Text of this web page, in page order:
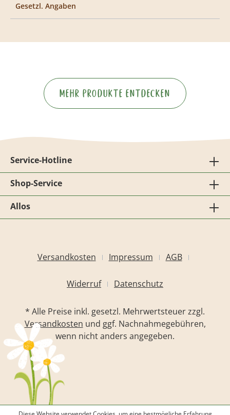
Gesetzl. Angaben
Mehr Produkte entdecken
Service-Hotline
Shop-Service
Allos
Versandkosten Impressum AGB
Widerruf Datenschutz
* Alle Preise inkl. gesetzl. Mehrwertsteuer zzgl.
Versandkosten und ggf. Nachnahmegebühren,
wenn nicht anders angegeben.